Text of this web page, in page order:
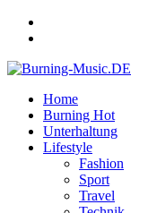
Home
Burning Hot
Unterhaltung
Lifestyle
Fashion
Sport
Travel